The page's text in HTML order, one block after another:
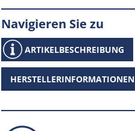
Navigieren Sie zu
ARTIKELBESCHREIBUNG
HERSTELLERINFORMATIONEN